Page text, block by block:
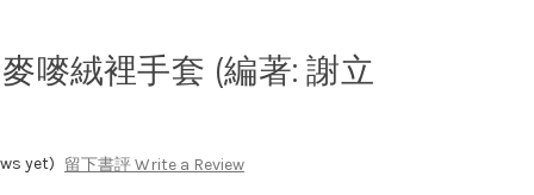
嘜絨裡手套 (編著: 謝立
yet) 留下書評 Write a Review